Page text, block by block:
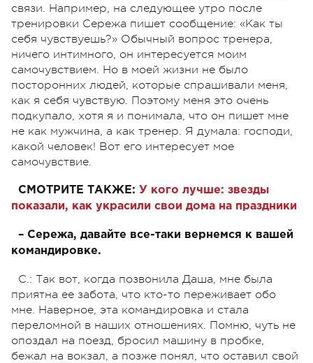
связи. Например, на следующее утро после
тренировки Сережа пишет сообщение: «Как ты
себя чувствуешь?» Обычный вопрос тренера,
ничего интимного, он интересуется моим
самочувствием. Но в моей жизни не было
посторонних людей, которые спрашивали меня,
как я себя чувствую. Поэтому меня это очень
подкупало, хотя я и понимала, что он пишет мне
не как мужчина, а как тренер. Я думала: господи,
какой человек! Вот его интересует мое
самочувствие.
СМОТРИТЕ ТАКЖЕ: У кого лучше: звезды
показали, как украсили свои дома на праздники
– Сережа, давайте все-таки вернемся к вашей
командировке.
С.: Так вот, когда позвонила Даша, мне была
приятна ее забота, что кто-то переживает обо
мне. Наверное, эта командировка и стала
переломной в наших отношениях. Помню, чуть не
опоздал на поезд, бросил машину в пробке,
бежал на вокзал, а позже понял, что оставил свой